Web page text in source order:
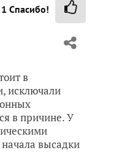
1 Спасибо!
в
исключали
в причине. У
высадки